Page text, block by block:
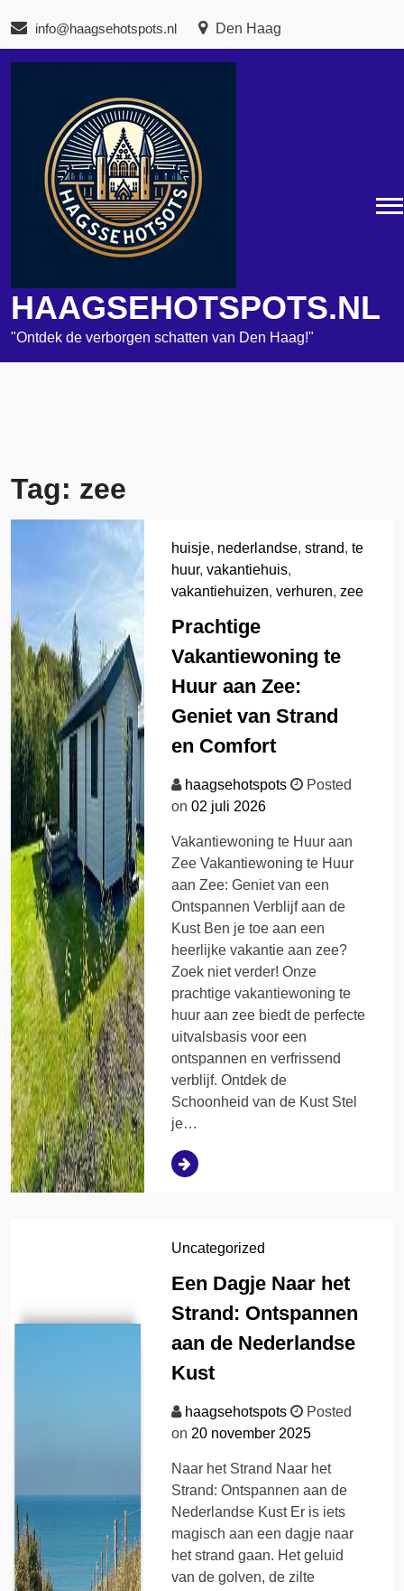
de
inhoud
info@haagsehotspots.nl Den Haag
HAAGSEHOTSPOTS.NL
"Ontdek de verborgen schatten van Den Haag!"
Tag: zee
huisje, nederlandse,strand,te
huur,vakantiehuis,
vakantiehuizen,verhuren,zee
Prachtige
Vakantiewoning te
Huur aan Zee:
Geniet van Strand
en Comfort
haagsehotspots
Posted
on02 juli 2026
Vakantiewoning te Huur aan
Zee Vakantiewoning te Huur
aan Zee: Geniet van een
Ontspannen Verblijf aan de
Kust Ben je toe aan een
heerlijke vakantie aan zee?
Zoek niet verder! Onze
prachtige vakantiewoning te
huur aan zee biedt de perfecte
uitvalsbasis voor een
ontspannen en verfrissend
verblijf. Ontdek de
Schoonheid van de Kust Stel
je…
Uncategorized
Een Dagje Naar het
Strand: Ontspannen
aan de Nederlandse
Kust
haagsehotspots
Posted
on20 november 2025
Naar het Strand Naar het
Strand: Ontspannen aan de
Nederlandse Kust Er is iets
magisch aan een dagje naar
het strand gaan. Het geluid
van de golven, de zilte